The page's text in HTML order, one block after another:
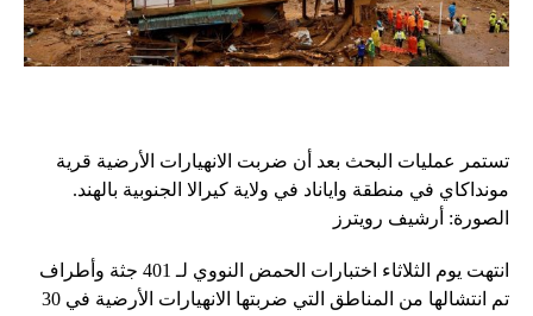
تستمر عمليات البحث بعد أن ضربت الانهيارات الأرضية قرية
مونداكاي في منطقة واياناد في ولاية كيرالا الجنوبية بالهند.
الصورة: أرشيف رويترز
انتهت يوم الثلاثاء اختبارات الحمض النووي لـ 401 جثة وأطراف
تم انتشالها من المناطق التي ضربتها الانهيارات الأرضية في 30